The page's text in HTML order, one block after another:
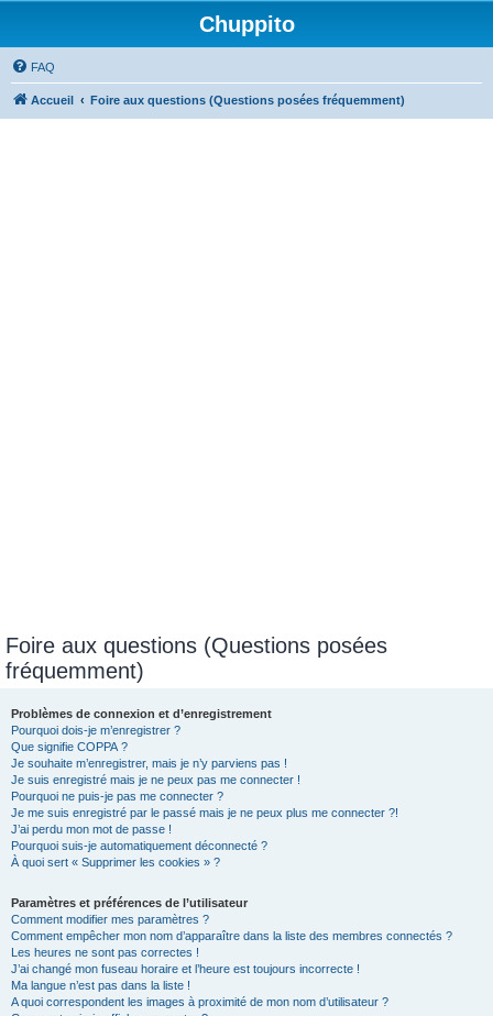
Chuppito
FAQ
Accueil Foire aux questions (Questions posées fréquemment)
Foire aux questions (Questions posées
fréquemment)
Problèmes de connexion et d’enregistrement
Pourquoi dois-je m’enregistrer ?
Que signifie COPPA ?
Je souhaite m’enregistrer, mais je n’y parviens pas !
Je suis enregistré mais je ne peux pas me connecter !
Pourquoi ne puis-je pas me connecter ?
Je me suis enregistré par le passé mais je ne peux plus me connecter ?!
J’ai perdu mon mot de passe !
Pourquoi suis-je automatiquement déconnecté ?
À quoi sert « Supprimer les cookies » ?
Paramètres et préférences de l’utilisateur
Comment modifier mes paramètres ?
Comment empêcher mon nom d’apparaître dans la liste des membres connectés ?
Les heures ne sont pas correctes !
J’ai changé mon fuseau horaire et l’heure est toujours incorrecte !
Ma langue n’est pas dans la liste !
A quoi correspondent les images à proximité de mon nom d’utilisateur ?